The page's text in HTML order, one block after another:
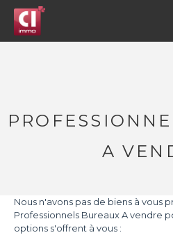
A
Nous n'avons pas de biens à vous
Professionnels Bureaux A vendre
options s'offrent à vous :